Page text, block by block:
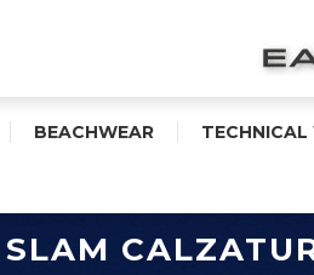
BEACHWEAR TECHNICAL
SLAM